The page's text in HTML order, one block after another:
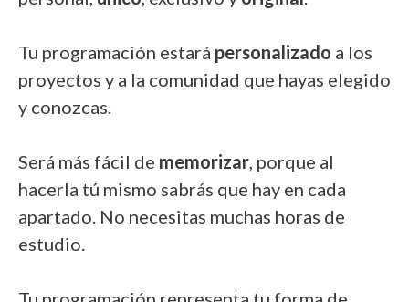
Tu programación estará personalizado a los
proyectos y a la comunidad que hayas elegido
y conozcas.
Será más fácil de memorizar, porque al
hacerla tú mismo sabrás que hay en cada
apartado. No necesitas muchas horas de
estudio.